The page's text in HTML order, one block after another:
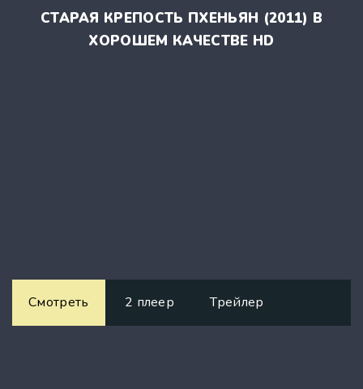
СТАРАЯ КРЕПОСТЬ ПХЕНЬЯН (2011) В
ХОРОШЕМ КАЧЕСТВЕ HD
Смотреть 2 плеер Трейлер